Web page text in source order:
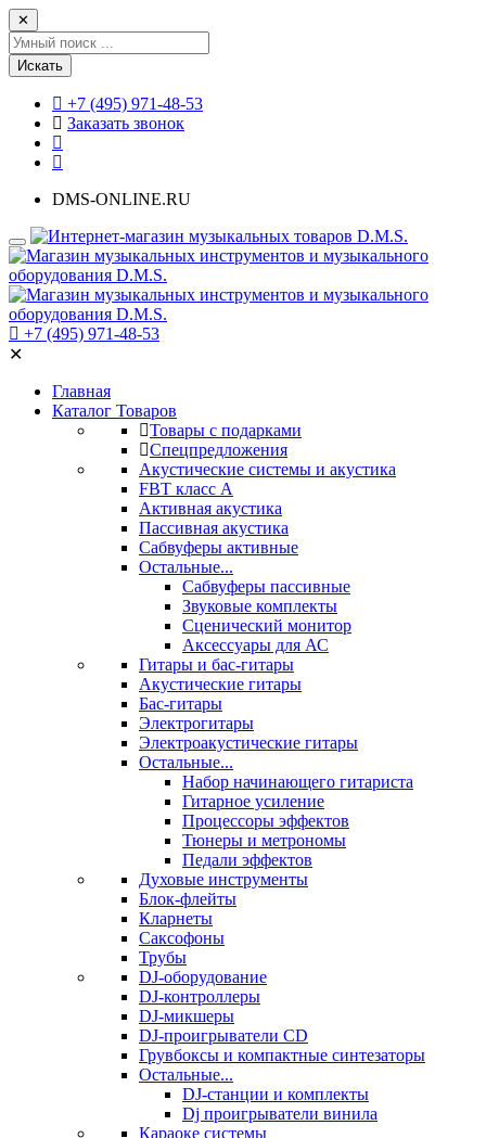
✕
Искать
+7 (495) 971-48-53
Заказать звонок
DMS-ONLINE.RU
+7 (495) 971-48-53
✕
Главная
Каталог Товаров
Товары с подарками
Спецпредложения
Акустические системы и акустика
FBT класс А
Активная акустика
Пассивная акустика
Сабвуферы активные
Остальные...
Сабвуферы пассивные
Звуковые комплекты
Сценический монитор
Аксессуары для АС
Гитары и бас-гитары
Акустические гитары
Бас-гитары
Электрогитары
Электроакустические гитары
Остальные...
Набор начинающего гитариста
Гитарное усиление
Процессоры эффектов
Тюнеры и метрономы
Педали эффектов
Духовые инструменты
Блок-флейты
Кларнеты
Саксофоны
Трубы
DJ-оборудование
DJ-контроллеры
DJ-микшеры
DJ-проигрыватели CD
Грувбоксы и компактные синтезаторы
Остальные...
DJ-станции и комплекты
Dj проигрыватели винила
Караоке системы